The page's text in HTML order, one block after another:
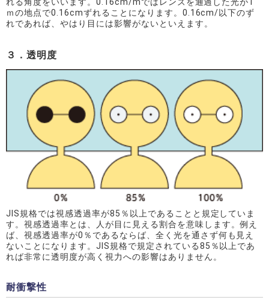
ｍの地点で0.16cmずれることになります。0.16cm/以下のず
れであれば、やはり目には影響がないといえます。
３．透明度
JIS規格では視感透過率が85％以上であることと規定していま
す。視感透過率とは、人が目に見える割合を意味します。例え
ば、視感透過率が0％であるならば、全く光を通さず何も見え
ないことになります。JIS規格で規定されている85％以上であ
れば非常に透明度が高く視力への影響はありません。
耐衝撃性